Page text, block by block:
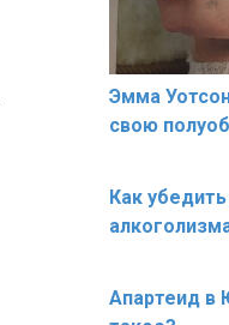
Эмма
свою
Как
Апартеид в